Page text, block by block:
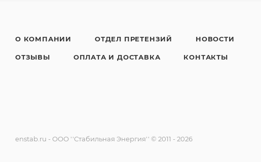
О КОМПАНИИ ОТДЕЛ ПРЕТЕНЗИЙ НОВОСТИ
ОТЗЫВЫ ОПЛАТА И ДОСТАВКА КОНТАКТЫ
enstab.ru - ООО ''Стабильная Энергия'' © 2011 - 2026